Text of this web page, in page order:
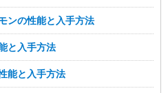
ンの性能と入手方法
と入手方法
能と入手方法